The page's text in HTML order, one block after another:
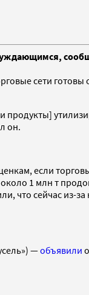
сети готовы
продукты]
он.
если
1 млн т
что сейчас из-
—объявили